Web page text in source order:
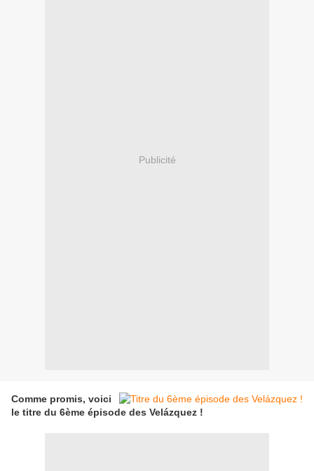
Publicité
Comme promis, voici
le titre du 6ème épisode des Velázquez !